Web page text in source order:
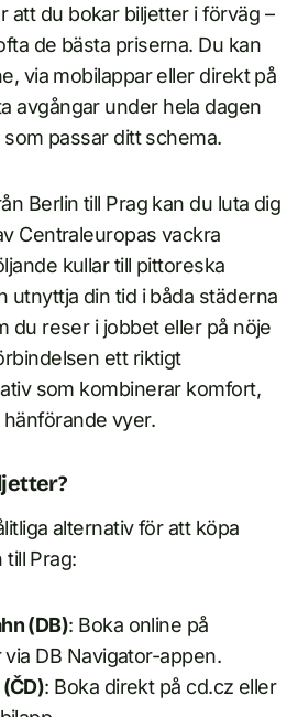
att du bokar biljetter i förväg –
de bästa priserna. Du kan
via mobilappar eller direkt på
avgångar under hela dagen
passar ditt schema.
Berlin till Prag kan du luta dig
Centraleuropas vackra
kullar till pittoreska
utnyttja din tid i båda städerna
du reser i jobbet eller på nöje
ett riktigt
som kombinerar komfort,
vyer.
alternativ för att köpa
till Prag:
(DB): Boka online på
DB Navigator-appen.
: Boka direkt på cd.cz eller